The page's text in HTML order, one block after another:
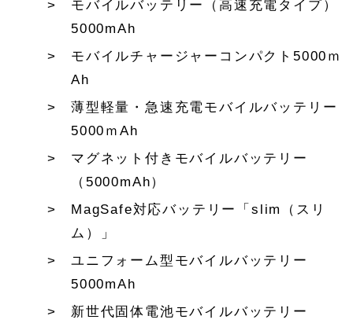
モバイルバッテリー（高速充電タイプ）
5000mAh
モバイルチャージャーコンパクト5000ｍ
Ah
薄型軽量・急速充電モバイルバッテリー
5000ｍAh
マグネット付きモバイルバッテリー
（5000mAh）
MagSafe対応バッテリー「slim（スリ
ム）」
ユニフォーム型モバイルバッテリー
5000mAh
新世代固体電池モバイルバッテリー